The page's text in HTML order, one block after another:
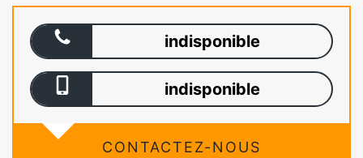
indisponible
indisponible
CONTACTEZ-NOUS